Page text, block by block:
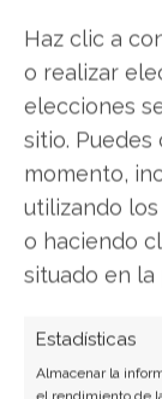
Haz clic a
o realizar
elecciones
sitio. Puedes
momento,
utilizando
o haciendo
situado en
Estadísticas
Almacenar la
están
la super
1993-2006:
Podíamos
supremacía
principales
utilizar
escena de